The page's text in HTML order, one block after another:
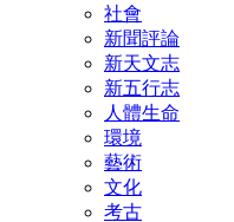
社會
新聞評論
新天文志
新五行志
人體生命
環境
藝術
文化
考古